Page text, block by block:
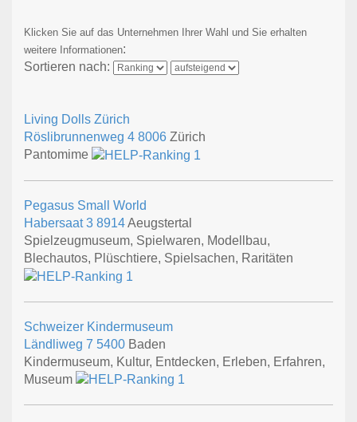
Klicken Sie auf das Unternehmen Ihrer Wahl und Sie erhalten
weitere Informationen:
Sortieren nach:
Living Dolls Zürich
Röslibrunnenweg 4 8006 Zürich
Pantomime
Pegasus Small World
Habersaat 3 8914Aeugstertal
Spielzeugmuseum, Spielwaren, Modellbau,
Blechautos, Plüschtiere, Spielsachen, Raritäten
Schweizer Kindermuseum
Ländliweg 7 5400 Baden
Kindermuseum, Kultur, Entdecken, Erleben, Erfahren,
Museum